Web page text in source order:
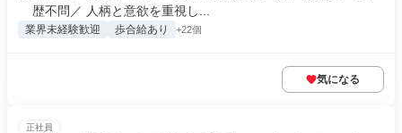
歴不問／ 人柄と意欲を重視し...
業界未経験歓迎 歩合給あり +22個
気になる
正社員